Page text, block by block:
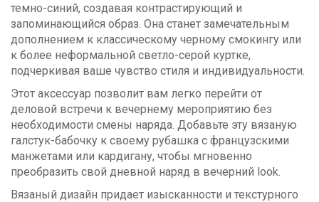
темно-синий, создавая контрастирующий и
запоминающийся образ. Она станет замечательным
дополнением к классическому черному смокингу или
к более неформальной светло-серой куртке,
подчеркивая ваше чувство стиля и индивидуальности.
Этот аксессуар позволит вам легко перейти от
деловой встречи к вечернему мероприятию без
необходимости смены наряда. Добавьте эту вязаную
галстук-бабочку к своему рубашка с французскими
манжетами или кардигану, чтобы мгновенно
преобразить свой дневной наряд в вечерний look.
Вязаный дизайн придает изысканности и текстурного